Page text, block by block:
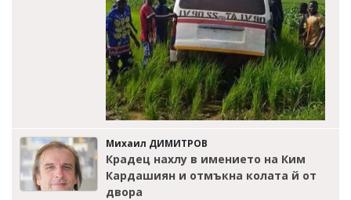
Михаил ДИМИТРОВ
Крадец нахлу в имението на Ким
Кардашиян и отмъкна колата й от
двора